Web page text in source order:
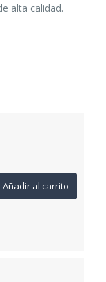
alta calidad.
Añadir al carrito